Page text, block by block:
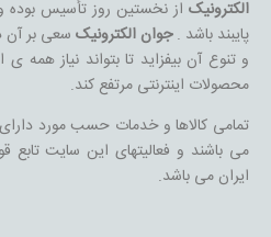
الکترونیکاز نخستین روز تأسیس بوده
پایبند باشد .جوان الکترونیکسعی بر آن
و تنوع آن بیفزاید تا بتواند نیاز همه
محصولات اینترنتی مرتفع کند.
تمامی کالاها و خدمات حسب مورد
می باشند و فعالیتهای این سایت تابع
ایران می باشد.